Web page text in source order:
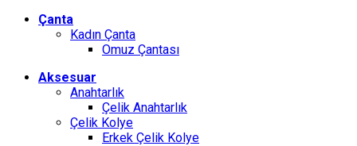
Çanta
Kadın Çanta
Omuz Çantası
Aksesuar
Anahtarlık
Çelik Anahtarlık
Çelik Kolye
Erkek Çelik Kolye